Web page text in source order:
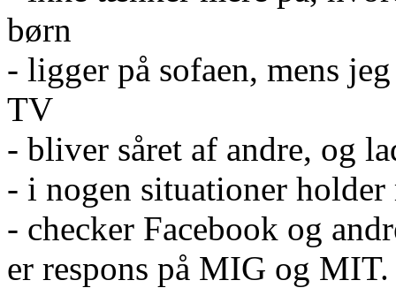
børn
- ligger på sofaen, mens
TV
- bliver såret af andre, og
- i nogen situationer
- checker Facebook og
er respons på MIG og MIT.